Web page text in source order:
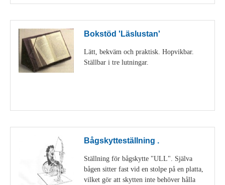
Bokstöd 'Läslustan'
Lätt, bekväm och praktisk. Hopvikbar.
Ställbar i tre lutningar.
Bågskytteställning .
Ställning för bågskytte "ULL". Själva
bågen sitter fast vid en stolpe på en platta,
vilket gör att skytten inte behöver hålla